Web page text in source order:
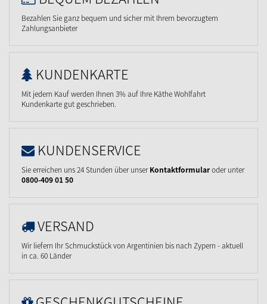
Bezahlen Sie ganz bequem und sicher mit Ihrem bevorzugtem
Zahlungsanbieter
KUNDENKARTE
Mit jedem Kauf werden Ihnen 3% auf Ihre Käthe Wohlfahrt
Kundenkarte gut geschrieben.
KUNDENSERVICE
Sie erreichen uns 24 Stunden über unserKontaktformularoder unter
0800-409 01 50
VERSAND
Wir liefern Ihr Schmuckstück von Argentinien bis nach Zypern - aktuell
in ca. 60 Länder